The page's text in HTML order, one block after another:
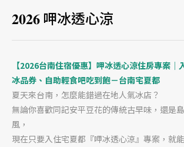
𝟐𝟎𝟐𝟔 呷冰透心涼
【2026台南住宿優惠】呷冰透心涼住房專案｜
冰品券、自助輕食吧吃到飽－台南宅夏都
夏天來台南，怎麼能錯過在地人氣冰店？
無論你喜歡同記安平豆花的傳統古早味，還是
風，
現在只要入住宅夏都『呷冰透心涼』專案，就